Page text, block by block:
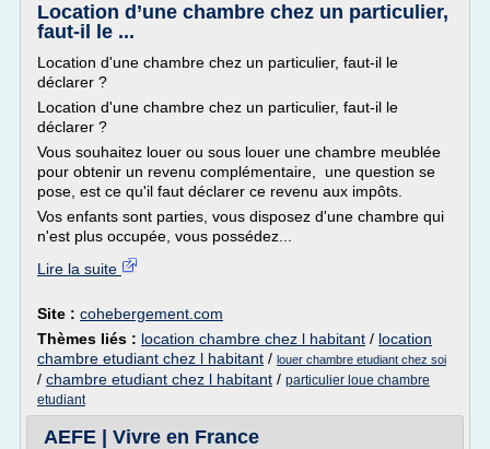
Location d’une chambre chez un particulier,
faut-il le ...
Location d'une chambre chez un particulier, faut-il le
déclarer ?
Location d'une chambre chez un particulier, faut-il le
déclarer ?
Vous souhaitez louer ou sous louer une chambre meublée
pour obtenir un revenu complémentaire, une question se
pose, est ce qu'il faut déclarer ce revenu aux impôts.
Vos enfants sont parties, vous disposez d'une chambre qui
n'est plus occupée, vous possédez...
Lire la suite
Site : cohebergement.com
Thèmes liés : location chambre chez l habitant / location
chambre etudiant chez l habitant / louer chambre etudiant chez soi
/ chambre etudiant chez l habitant / particulier loue chambre
etudiant
AEFE | Vivre en France